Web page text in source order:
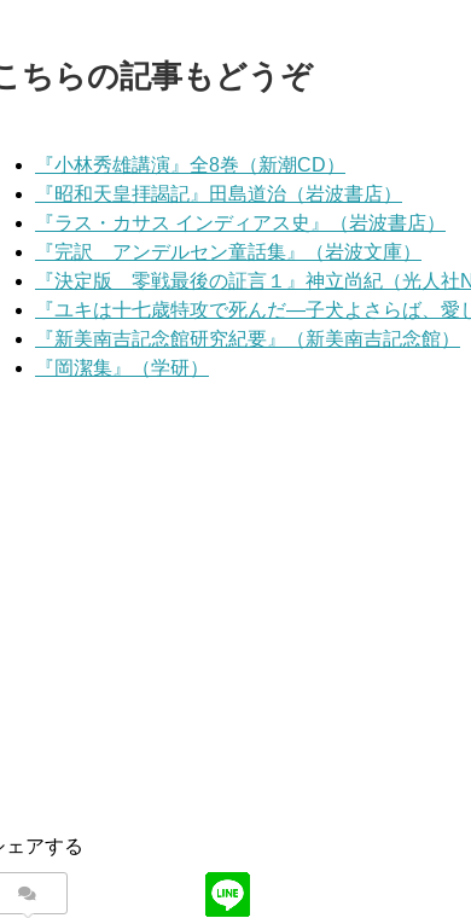
ちらの記事もどうぞ
『小林秀雄講演』全8巻（新潮CD）
『昭和天皇拝謁記』田島道治（岩波書店）
『ラス・カサス インディアス史』（岩波書店）
『完訳 アンデルセン童話集』（岩波文庫）
『決定版 零戦最後の証言１』神立尚紀（光人社
『ユキは十七歳特攻で死んだ―子犬よさらば、愛
『新美南吉記念館研究紀要』（新美南吉記念館）
『岡潔集』（学研）
ェアする